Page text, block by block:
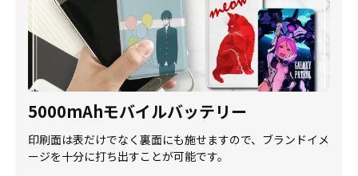
5000mAhモバイルバッテリー
印刷面は表だけでなく裏面にも施せますので、ブランドイメ
ージを十分に打ち出すことが可能です。